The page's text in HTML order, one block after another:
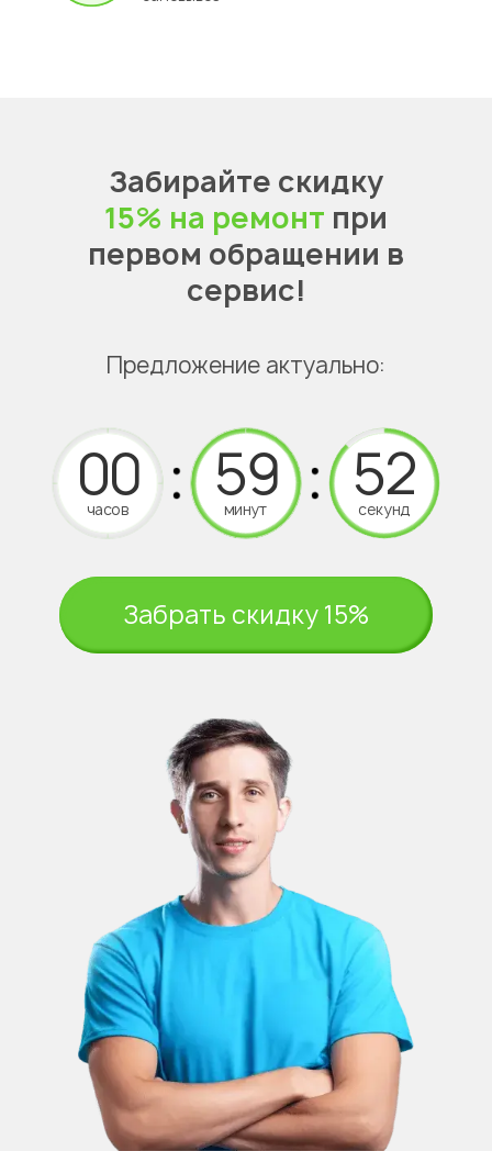
Забирайте скидку
15% на ремонт при
первом обращении в
сервис!
Предложение актуально:
часов минут секунд
Забрать скидку 15%